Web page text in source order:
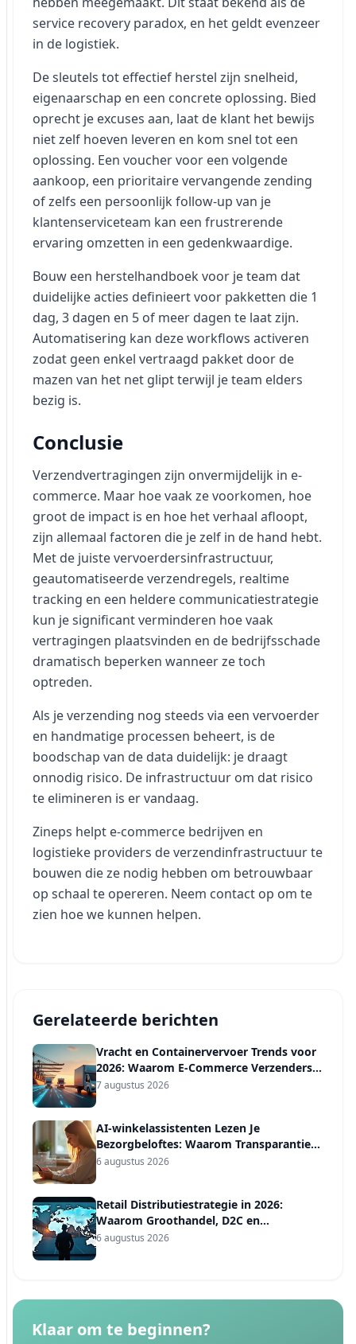
service recovery paradox, en het geldt evenzeer
in de logistiek.
De sleutels tot effectief herstel zijn snelheid,
eigenaarschap en een concrete oplossing. Bied
oprecht je excuses aan, laat de klant het bewijs
niet zelf hoeven leveren en kom snel tot een
oplossing. Een voucher voor een volgende
aankoop, een prioritaire vervangende zending
of zelfs een persoonlijk follow-up van je
klantenserviceteam kan een frustrerende
ervaring omzetten in een gedenkwaardige.
Bouw een herstelhandboek voor je team dat
duidelijke acties definieert voor pakketten die 1
dag, 3 dagen en 5 of meer dagen te laat zijn.
Automatisering kan deze workflows activeren
zodat geen enkel vertraagd pakket door de
mazen van het net glipt terwijl je team elders
bezig is.
Conclusie
Verzendvertragingen zijn onvermijdelijk in e-
commerce. Maar hoe vaak ze voorkomen, hoe
groot de impact is en hoe het verhaal afloopt,
zijn allemaal factoren die je zelf in de hand hebt.
Met de juiste vervoerdersinfrastructuur,
geautomatiseerde verzendregels, realtime
tracking en een heldere communicatiestrategie
kun je significant verminderen hoe vaak
vertragingen plaatsvinden en de bedrijfsschade
dramatisch beperken wanneer ze toch
optreden.
Als je verzending nog steeds via een vervoerder
en handmatige processen beheert, is de
boodschap van de data duidelijk: je draagt
onnodig risico. De infrastructuur om dat risico
te elimineren is er vandaag.
Zineps helpt e-commerce bedrijven en
logistieke providers de verzendinfrastructuur te
bouwen die ze nodig hebben om betrouwbaar
op schaal te opereren. Neem contact op om te
zien hoe we kunnen helpen.
Gerelateerde berichten
Vracht en Containervervoer Trends voor
2026: Waarom E-Commerce Verzenders
een Vervoerdersdiversificatieplan Nodig
7 augustus 2026
AI-winkelassistenten Lezen Je
Bezorgbeloftes: Waarom Transparantie
het Nieuwe Vertrouwenssignaal Is in
6 augustus 2026
Retail Distributiestrategie in 2026:
Waarom Groothandel, D2C en
Marktplaatsen Vier Verschillende
6 augustus 2026
Klaar om te beginnen?